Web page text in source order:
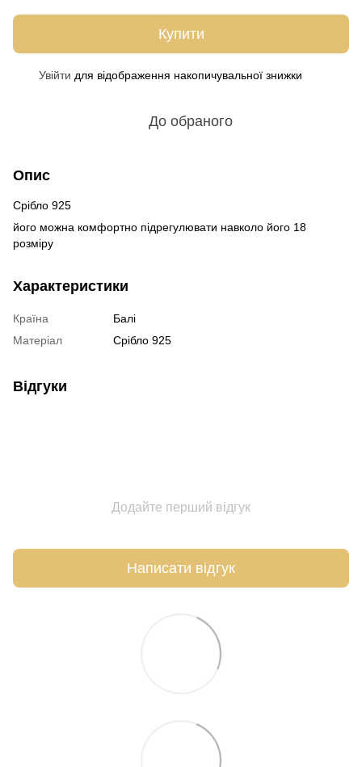
Купити
Увійти для відображення накопичувальної знижки
До обраного
Опис
Срібло 925
його можна комфортно підрегулювати навколо його 18
розміру
Характеристики
Країна
Балі
Матеріал
Срібло 925
Відгуки
Додайте перший відгук
Написати відгук